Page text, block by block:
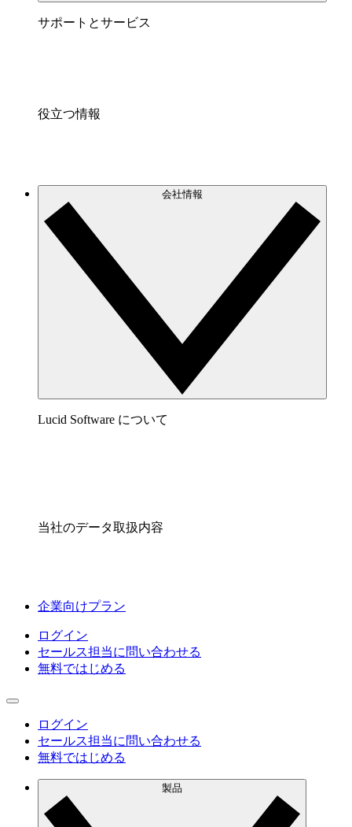
サポートとサービス
役立つ情報
会社情報
Lucid Software について
当社のデータ取扱内容
企業向けプラン
ログイン
セールス担当に問い合わせる
無料ではじめる
ログイン
セールス担当に問い合わせる
無料ではじめる
製品